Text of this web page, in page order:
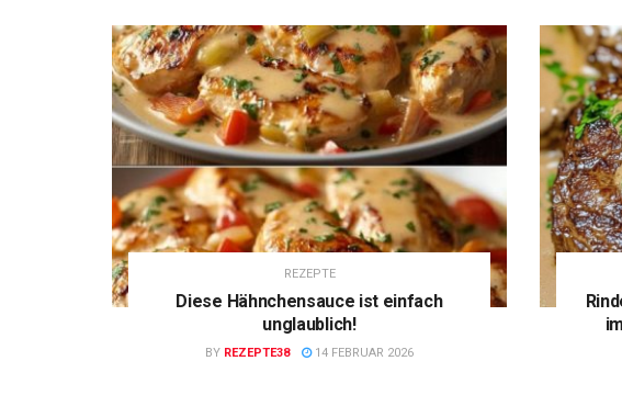
REZEPTE
Diese Hähnchensauce ist einfach
unglaublich!
BY REZEPTE38 14 FEBRUAR 2026